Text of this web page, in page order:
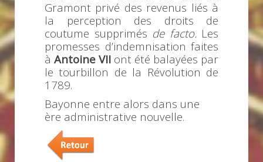
Gramont privé des revenus liés à
la perception des droits de
coutume supprimés de facto. Les
promesses d’indemnisation faites
à Antoine VII ont été balayées par
le tourbillon de la Révolution de
1789.
Bayonne entre alors dans une
ère administrative nouvelle.